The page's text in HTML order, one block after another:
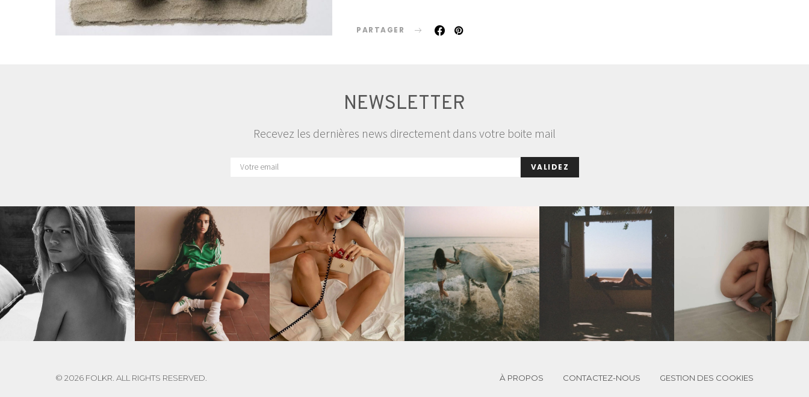
PARTAGER
NEWSLETTER
Recevez les dernières news directement dans votre boite mail
VALIDEZ
© 2026 FOLKR. ALL RIGHTS RESERVED. À PROPOS CONTACTEZ-NOUS GESTION DES COOKIES